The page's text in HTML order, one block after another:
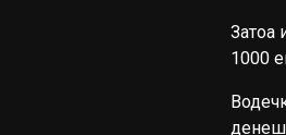
Затоа
1000